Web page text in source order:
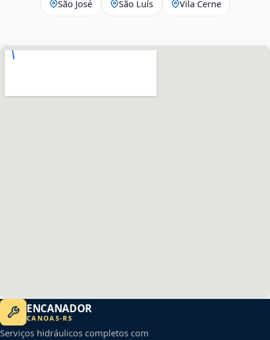
São José São Luís Vila Cerne
ENCANADOR
CANOAS-RS
Serviços hidráulicos completos com